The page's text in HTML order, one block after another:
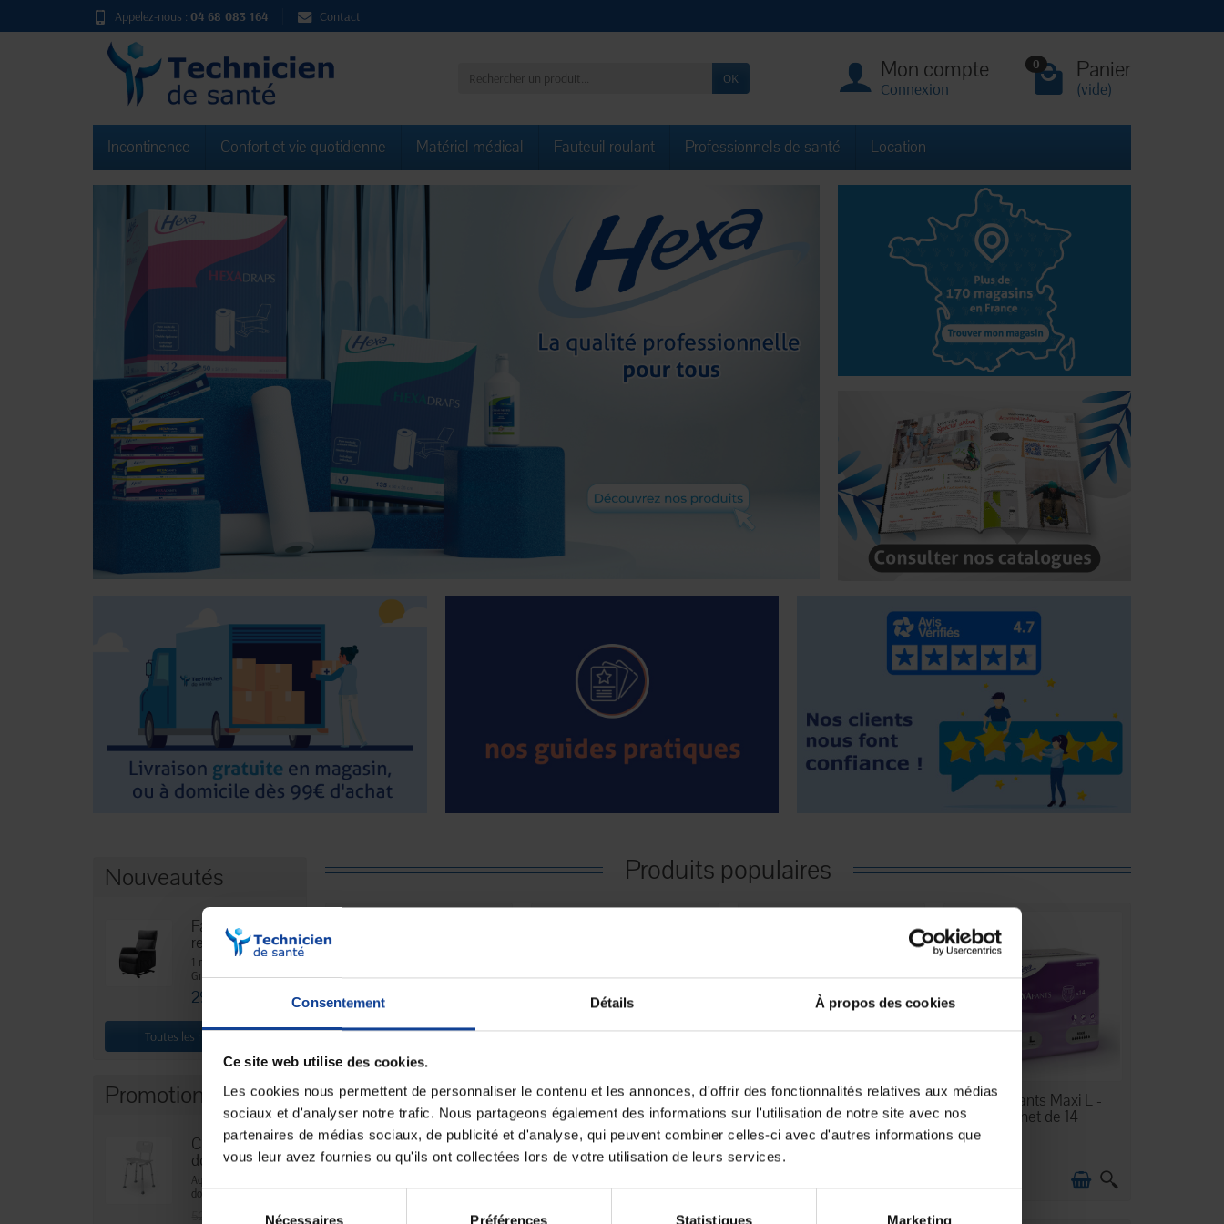
Consentement Détails À propos des cookies
Ce site web utilise des cookies.
Les cookies nous permettent de personnaliser le contenu et les annonces, d'offrir des fonctionnalités relatives aux médias
sociaux et d'analyser notre trafic. Nous partageons également des informations sur l'utilisation de notre site avec nos
partenaires de médias sociaux, de publicité et d'analyse, qui peuvent combiner celles-ci avec d'autres informations que
vous leur avez fournies ou qu'ils ont collectées lors de votre utilisation de leurs services.
Sélection
Nécessaires Préférences Statistiques Marketing
Appelez-nous : 04 68 083 164 Contact
OK Mon compte
Connexion
0 Panier
(vide)
Incontinence Confort et vie quotidienne Matériel médical Fauteuil roulant Professionnels de santé Location
Nouveautés
Fauteuil
releveur...
1 moteur. Coloris :
Gris.
299,90 €
Toutes les nouveautés
Promotions
Chaise de
douche...
AquaCurve - Siège de
douche avec...
-12,00 €
Produits populaires
EN STOCK
Gants de toilette à usage
unique - Sachet...
EN STOCK
HEXAform Maxi - Sachet
de 20
EN STOCK
iD Slip - Super - L EN STOCK
HEXApants Maxi L -
Sachet de 14